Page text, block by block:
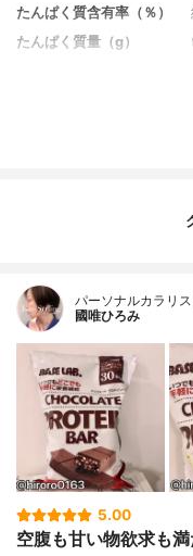
たんぱく質含有率（％）
たんぱく質量（g）
タイプ
パーソナルカラリ
國唯ひろみ
5.00
空腹も甘い物欲求も満